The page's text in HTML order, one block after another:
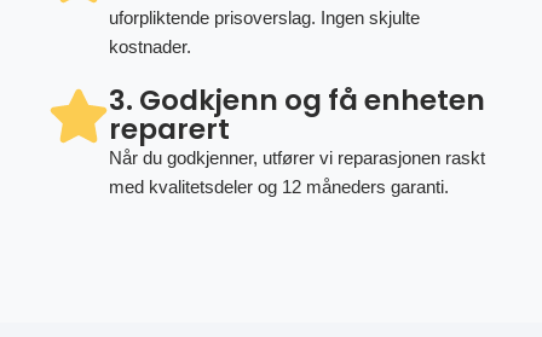
uforpliktende prisoverslag. Ingen skjulte
kostnader.
3. Godkjenn og få enheten
reparert
Når du godkjenner, utfører vi reparasjonen raskt
med kvalitetsdeler og 12 måneders garanti.